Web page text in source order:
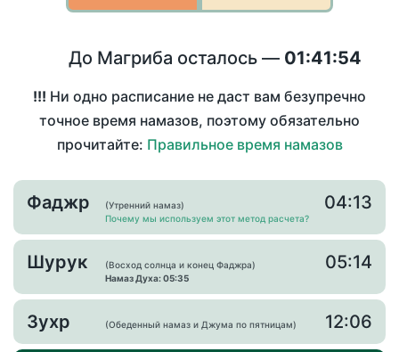
До Магриба осталось — 01:41:53
!!! Ни одно расписание не даст вам безупречно
точное время намазов, поэтому обязательно
прочитайте: Правильное время намазов
Фаджр
(Утренний намаз)
Почему мы используем этот метод расчета?
04:13
Шурук
(Восход солнца и конец Фаджра)
Намаз Духа: 05:35
05:14
Зухр (Обеденный намаз и Джума по пятницам) 12:06